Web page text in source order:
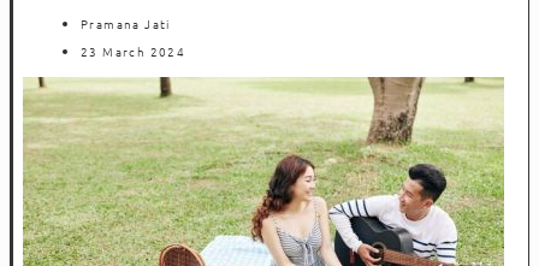
Pramana Jati
23 March 2024